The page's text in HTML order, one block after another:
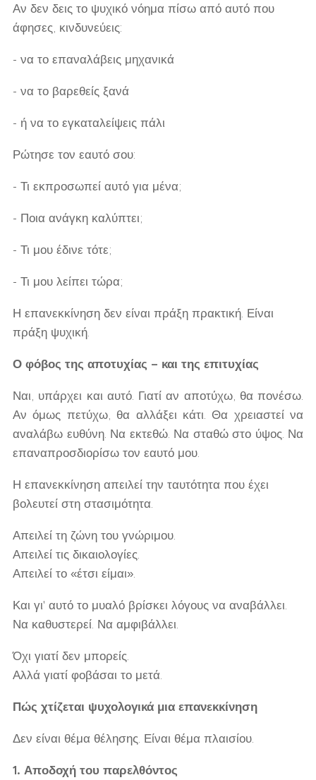
Αν δεν δεις το ψυχικό νόημα πίσω από αυτό που
άφησες, κινδυνεύεις:
- να το επαναλάβεις μηχανικά
- να το βαρεθείς ξανά
- ή να το εγκαταλείψεις πάλι
Ρώτησε τον εαυτό σου:
- Τι εκπροσωπεί αυτό για μένα;
- Ποια ανάγκη καλύπτει;
- Τι μου έδινε τότε;
- Τι μου λείπει τώρα;
Η επανεκκίνηση δεν είναι πράξη πρακτική. Είναι
πράξη ψυχική.
Ο φόβος της αποτυχίας – και της επιτυχίας
Ναι, υπάρχει και αυτό. Γιατί αν αποτύχω, θα πονέσω.
Αν όμως πετύχω, θα αλλάξει κάτι. Θα χρειαστεί να
αναλάβω ευθύνη. Να εκτεθώ. Να σταθώ στο ύψος. Να
επαναπροσδιορίσω τον εαυτό μου.
Η επανεκκίνηση απειλεί την ταυτότητα που έχει
βολευτεί στη στασιμότητα.
Απειλεί τη ζώνη του γνώριμου.
Απειλεί τις δικαιολογίες.
Απειλεί το «έτσι είμαι».
Και γι' αυτό το μυαλό βρίσκει λόγους να αναβάλλει.
Να καθυστερεί. Να αμφιβάλλει.
Όχι γιατί δεν μπορείς.
Αλλά γιατί φοβάσαι το μετά.
Πώς χτίζεται ψυχολογικά μια επανεκκίνηση
Δεν είναι θέμα θέλησης. Είναι θέμα πλαισίου.
1. Αποδοχή του παρελθόντος